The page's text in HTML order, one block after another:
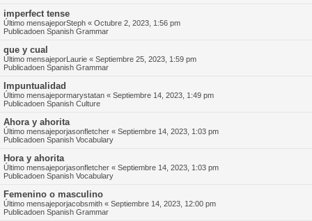
imperfect tense
Último mensajeporSteph « Octubre 2, 2023, 1:56 pm
Publicadoen Spanish Grammar
que y cual
Último mensajeporLaurie « Septiembre 25, 2023, 1:59 pm
Publicadoen Spanish Grammar
Impuntualidad
Último mensajepormarystatan « Septiembre 14, 2023, 1:49 pm
Publicadoen Spanish Culture
Ahora y ahorita
Último mensajeporjasonfletcher « Septiembre 14, 2023, 1:03 pm
Publicadoen Spanish Vocabulary
Hora y ahorita
Último mensajeporjasonfletcher « Septiembre 14, 2023, 1:03 pm
Publicadoen Spanish Vocabulary
Femenino o masculino
Último mensajeporjacobsmith « Septiembre 14, 2023, 12:00 pm
Publicadoen Spanish Grammar